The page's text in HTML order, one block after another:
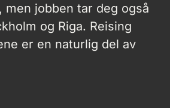
men jobben tar deg også
og Riga. Reising
er en naturlig del av